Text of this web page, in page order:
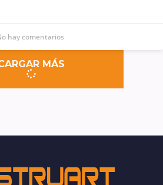
hay comentarios
MÁS